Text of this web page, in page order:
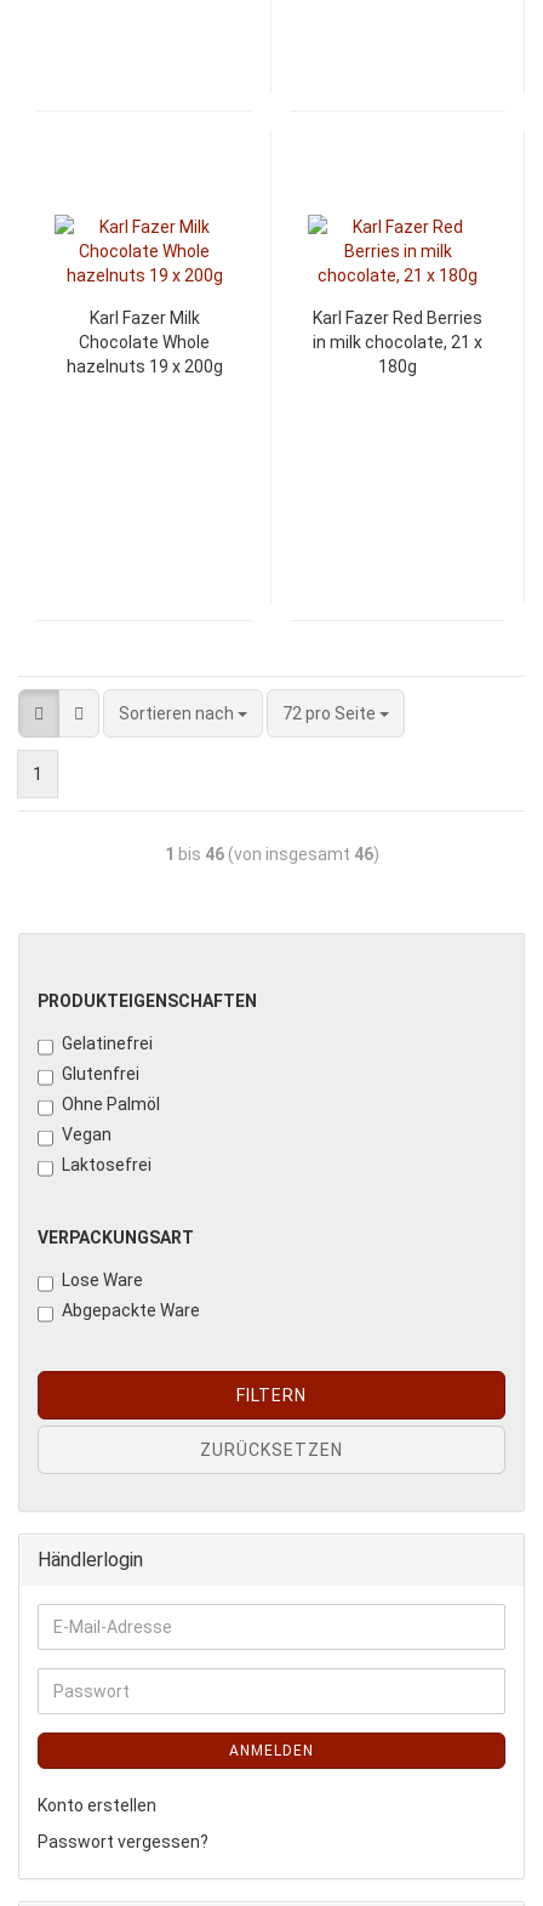
Karl Fazer Milk
Chocolate Whole
hazelnuts 19 x 200g
Karl Fazer Red Berries
in milk chocolate, 21 x
180g
Sortieren nach 72 pro Seite
1
1 bis 46(von insgesamt 46)
PRODUKTEIGENSCHAFTEN
Gelatinefrei
Glutenfrei
Ohne Palmöl
Vegan
Laktosefrei
VERPACKUNGSART
Lose Ware
Abgepackte Ware
FILTERN
ZURÜCKSETZEN
Händlerlogin
ANMELDEN
Konto erstellen
Passwort vergessen?